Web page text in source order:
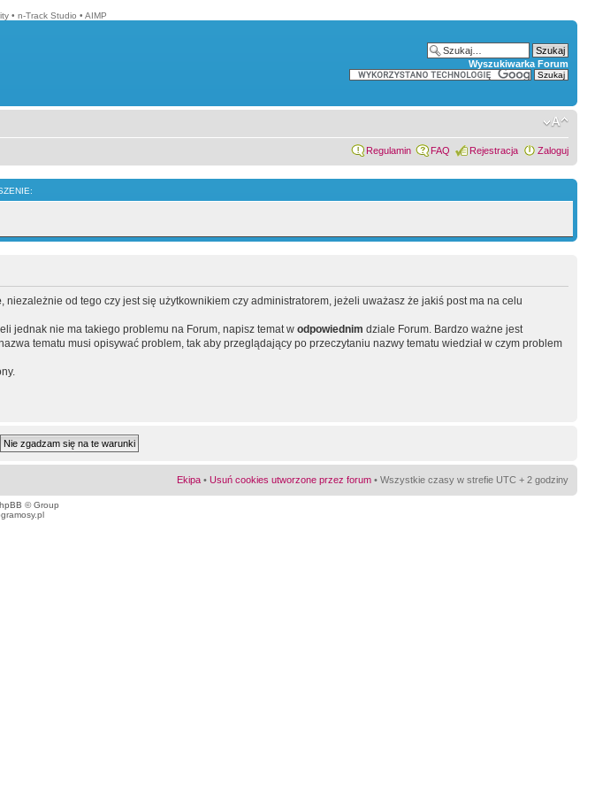
• n-Track Studio • AIMP
Wyszukiwarka Forum
Regulamin FAQ Rejestracja Zaloguj
, niezależnie od tego czy jest się użytkownikiem czy administratorem, jeżeli uważasz że jakiś post ma na celu
jednak nie ma takiego problemu na Forum, napisz temat w odpowiednim dziale Forum. Bardzo ważne jest
tematu musi opisywać problem, tak aby przeglądający po przeczytaniu nazwy tematu wiedział w czym problem
Ekipa • Usuń cookies utworzone przez forum • Wszystkie czasy w strefie UTC + 2 godziny
© Group